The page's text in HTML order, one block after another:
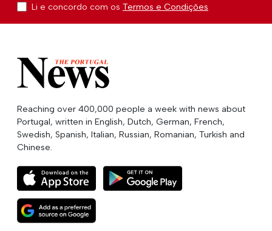
Li e concordo com os Termos e Condições
Reaching over 400,000 people a week with news about
Portugal, written in English, Dutch, German, French,
Swedish, Spanish, Italian, Russian, Romanian, Turkish and
Chinese.